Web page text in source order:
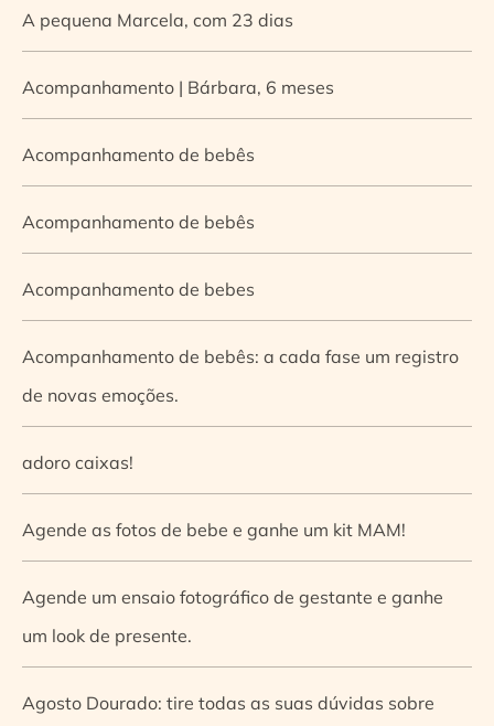
A pequena Marcela, com 23 dias
Acompanhamento | Bárbara, 6 meses
Acompanhamento de bebês
Acompanhamento de bebês
Acompanhamento de bebes
Acompanhamento de bebês: a cada fase um registro
de novas emoções.
adoro caixas!
Agende as fotos de bebe e ganhe um kit MAM!
Agende um ensaio fotográfico de gestante e ganhe
um look de presente.
Agosto Dourado: tire todas as suas dúvidas sobre